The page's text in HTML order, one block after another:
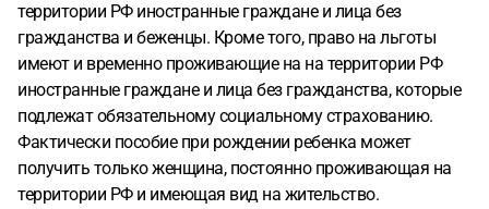
территории РФ иностранные граждане и лица без
гражданства и беженцы. Кроме того, право на льготы
имеют и временно проживающие на на территории РФ
иностранные граждане и лица без гражданства, которые
подлежат обязательному социальному страхованию.
Фактически пособие при рождении ребенка может
получить только женщина, постоянно проживающая на
территории РФ и имеющая вид на жительство.